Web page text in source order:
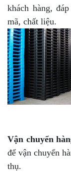
khách hàng,
mã, chất liệu.
Vận chuyển
để vận chuyển
thụ.